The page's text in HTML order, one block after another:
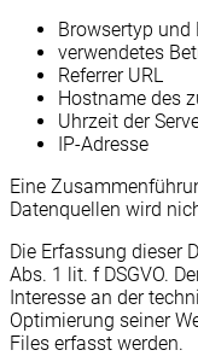
Browsertyp und
verwendetes
Referrer URL
Hostname des
Uhrzeit der
IP-Adresse
Eine
Datenquellen wird
Die Erfassung dieser
Abs. 1 lit. f DSGVO.
Interesse an der
Optimierung seiner
Files erfasst werden.